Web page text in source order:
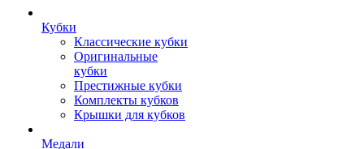
Кубки
Классические кубки
Оригинальные
кубки
Престижные кубки
Комплекты кубков
Крышки для кубков
Медали